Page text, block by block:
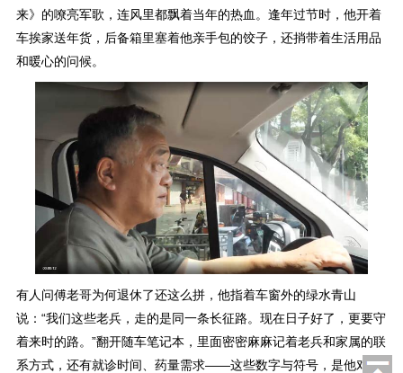
来》的嘹亮军歌，连风里都飘着当年的热血。逢年过节时，他开着
车挨家送年货，后备箱里塞着他亲手包的饺子，还捎带着生活用品
和暖心的问候。
有人问傅老哥为何退休了还这么拼，他指着车窗外的绿水青山
说：“我们这些老兵，走的是同一条长征路。现在日子好了，更要守
着来时的路。”翻开随车笔记本，里面密密麻麻记着老兵和家属的联
系方式，还有就诊时间、药量需求——这些数字与符号，是他对“不